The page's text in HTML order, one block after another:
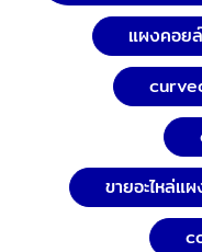
แผงคอย
ขายอะไหล่แ